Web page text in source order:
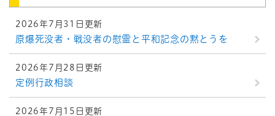
2026年7月31日更新
原爆死没者・戦没者の慰霊と平和記念の黙とうを
2026年7月28日更新
定例行政相談
2026年7月15日更新